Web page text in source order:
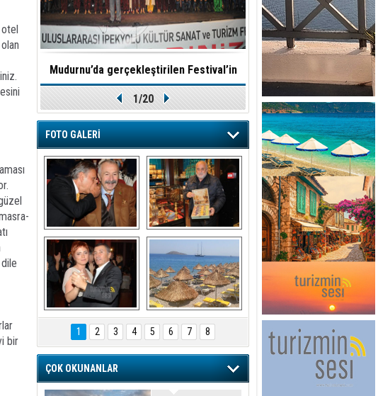
bir
Mudurnu’da gerçekleştirilen Festival’in
Yıldızı Tire Halk Oyunları oldu
TÜROB Otel doluluk
1/20
FOTO GALERİ
Başaran ULUSOY ve
Firuz BAĞLIKAYA
Avni Ongurlar ile
MURAT DEDEMAN
TATİL
1
2 3 4 5 6 7 8
ÇOK OKUNANLAR